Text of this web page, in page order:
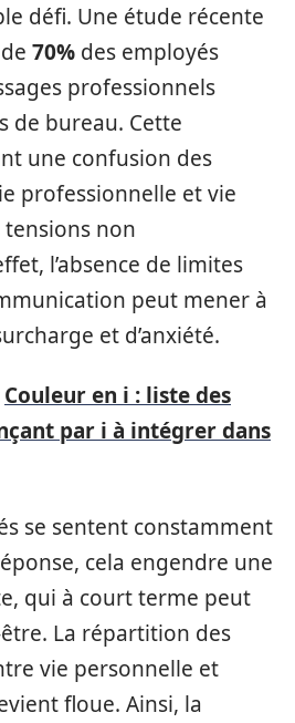
défi. Une étude récente
70% des employés
professionnels
de bureau. Cette
une confusion des
professionnelle et vie
tensions non
l’absence de limites
peut mener à
et d’anxiété.
Couleur en i : liste des
par i à intégrer dans
se sentent constamment
cela engendre une
qui à court terme peut
La répartition des
vie personnelle et
floue. Ainsi, la